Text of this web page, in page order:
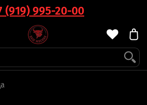
(919) 995-20-00